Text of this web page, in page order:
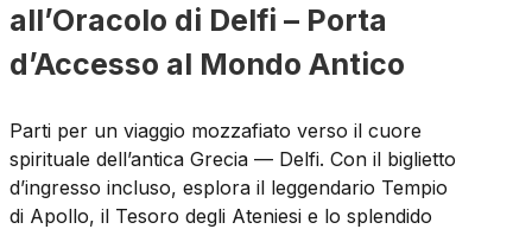
all’Oracolo di Delfi – Porta
d’Accesso al Mondo Antico
Parti per un viaggio mozzafiato verso il cuore
spirituale dell’antica Grecia — Delfi. Con il biglietto
d’ingresso incluso, esplora il leggendario Tempio
di Apollo, il Tesoro degli Ateniesi e lo splendido